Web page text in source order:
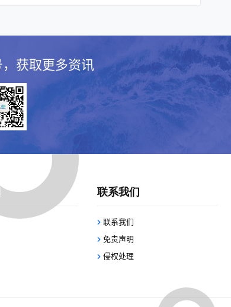
获取更多资讯
联系我们
联系我们
免责声明
侵权处理